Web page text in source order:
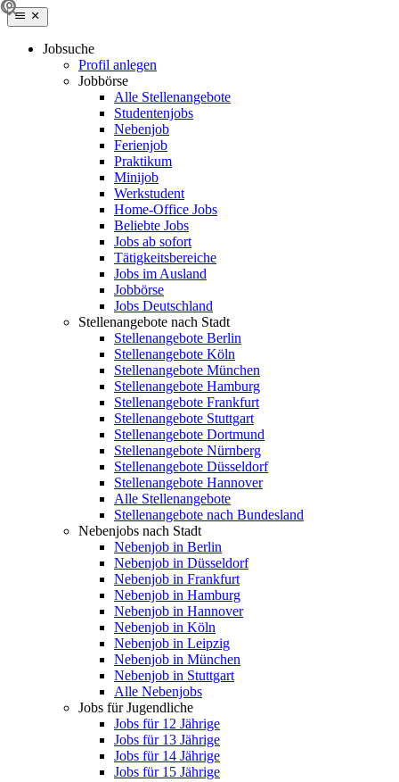
Jobsuche
Profil anlegen
Jobbörse
Alle Stellenangebote
Studentenjobs
Nebenjob
Ferienjob
Praktikum
Minijob
Werkstudent
Home-Office Jobs
Beliebte Jobs
Jobs ab sofort
Tätigkeitsbereiche
Jobs im Ausland
Jobbörse
Jobs Deutschland
Stellenangebote nach Stadt
Stellenangebote Berlin
Stellenangebote Köln
Stellenangebote München
Stellenangebote Hamburg
Stellenangebote Frankfurt
Stellenangebote Stuttgart
Stellenangebote Dortmund
Stellenangebote Nürnberg
Stellenangebote Düsseldorf
Stellenangebote Hannover
Alle Stellenangebote
Stellenangebote nach Bundesland
Nebenjobs nach Stadt
Nebenjob in Berlin
Nebenjob in Düsseldorf
Nebenjob in Frankfurt
Nebenjob in Hamburg
Nebenjob in Hannover
Nebenjob in Köln
Nebenjob in Leipzig
Nebenjob in München
Nebenjob in Stuttgart
Alle Nebenjobs
Jobs für Jugendliche
Jobs für 12 Jährige
Jobs für 13 Jährige
Jobs für 14 Jährige
Jobs für 15 Jährige